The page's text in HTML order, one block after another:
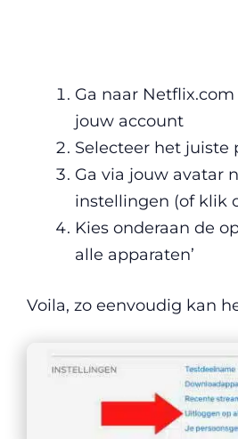
Ga naar
jouw account
Selecteer het juiste
Ga via jouw avatar
instellingen (of klik
Kies onderaan de
alle apparaten’
Voila, zo eenvoudig kan